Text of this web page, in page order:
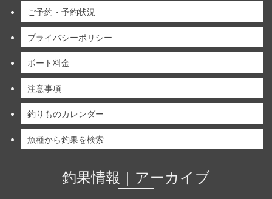
ご予約・予約状況
プライバシーポリシー
ボート料金
注意事項
釣りものカレンダー
魚種から釣果を検索
釣果情報｜アーカイブ